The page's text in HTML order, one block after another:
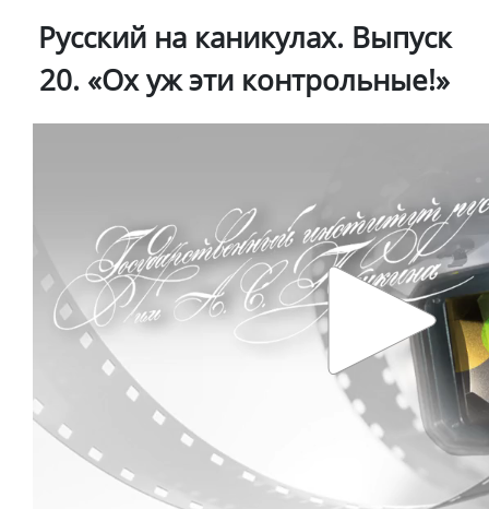
Русский на каникулах. Выпуск
20. «Ох уж эти контрольные!»